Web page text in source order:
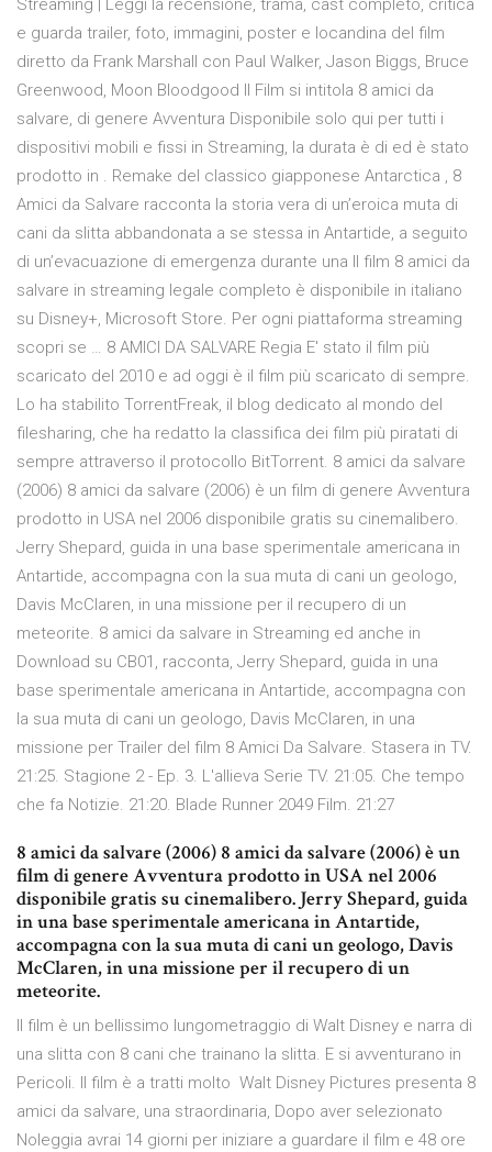
Streaming | Leggi la recensione, trama, cast completo, critica
e guarda trailer, foto, immagini, poster e locandina del film
diretto da Frank Marshall con Paul Walker, Jason Biggs, Bruce
Greenwood, Moon Bloodgood Il Film si intitola 8 amici da
salvare, di genere Avventura Disponibile solo qui per tutti i
dispositivi mobili e fissi in Streaming, la durata è di ed è stato
prodotto in . Remake del classico giapponese Antarctica , 8
Amici da Salvare racconta la storia vera di un’eroica muta di
cani da slitta abbandonata a se stessa in Antartide, a seguito
di un’evacuazione di emergenza durante una Il film 8 amici da
salvare in streaming legale completo è disponibile in italiano
su Disney+, Microsoft Store. Per ogni piattaforma streaming
scopri se … 8 AMICI DA SALVARE Regia E' stato il film più
scaricato del 2010 e ad oggi è il film più scaricato di sempre.
Lo ha stabilito TorrentFreak, il blog dedicato al mondo del
filesharing, che ha redatto la classifica dei film più piratati di
sempre attraverso il protocollo BitTorrent. 8 amici da salvare
(2006) 8 amici da salvare (2006) è un film di genere Avventura
prodotto in USA nel 2006 disponibile gratis su cinemalibero.
Jerry Shepard, guida in una base sperimentale americana in
Antartide, accompagna con la sua muta di cani un geologo,
Davis McClaren, in una missione per il recupero di un
meteorite. 8 amici da salvare in Streaming ed anche in
Download su CB01, racconta, Jerry Shepard, guida in una
base sperimentale americana in Antartide, accompagna con
la sua muta di cani un geologo, Davis McClaren, in una
missione per Trailer del film 8 Amici Da Salvare. Stasera in TV.
21:25. Stagione 2 - Ep. 3. L'allieva Serie TV. 21:05. Che tempo
che fa Notizie. 21:20. Blade Runner 2049 Film. 21:27
8 amici da salvare (2006) 8 amici da salvare (2006) è un
film di genere Avventura prodotto in USA nel 2006
disponibile gratis su cinemalibero. Jerry Shepard, guida
in una base sperimentale americana in Antartide,
accompagna con la sua muta di cani un geologo, Davis
McClaren, in una missione per il recupero di un
meteorite.
Il film è un bellissimo lungometraggio di Walt Disney e narra di
una slitta con 8 cani che trainano la slitta. E si avventurano in
Pericoli. Il film è a tratti molto Walt Disney Pictures presenta 8
amici da salvare, una straordinaria, Dopo aver selezionato
Noleggia avrai 14 giorni per iniziare a guardare il film e 48 ore